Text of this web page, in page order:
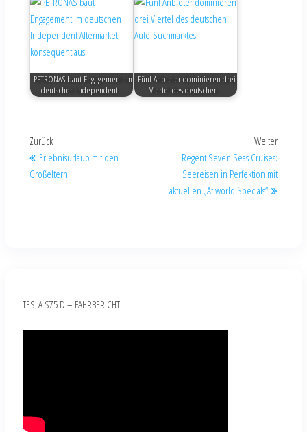
PETRONAS baut Engagement im
deutschen Independent…
Fünf Anbieter dominieren drei
Viertel des deutschen…
Zurück
Erlebnisurlaub mit den
Großeltern
Weiter
Regent Seven Seas Cruises:
Seereisen in Perfektion mit
aktuellen „Atiworld Specials“
TESLA S75 D – FAHRBERICHT